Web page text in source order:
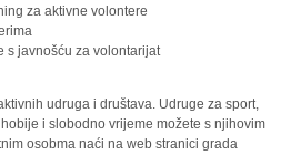
za aktivne volontere
s javnošću za volontarijat
udruga i društava. Udruge za sport,
i slobodno vrijeme možete s njihovim
osobma naći na web stranici grada